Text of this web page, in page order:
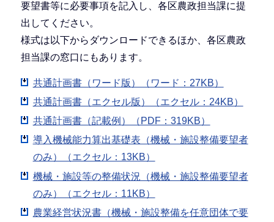
要望書等に必要事項を記入し、各区農政担当課に提
出してください。
様式は以下からダウンロードできるほか、各区農政
担当課の窓口にもあります。
共通計画書（ワード版）（ワード：27KB）
共通計画書（エクセル版）（エクセル：24KB）
共通計画書（記載例）（PDF：319KB）
導入機械能力算出基礎表（機械・施設整備要望者
のみ）（エクセル：13KB）
機械・施設等の整備状況（機械・施設整備要望者
のみ）（エクセル：11KB）
農業経営状況書（機械・施設整備を任意団体で要